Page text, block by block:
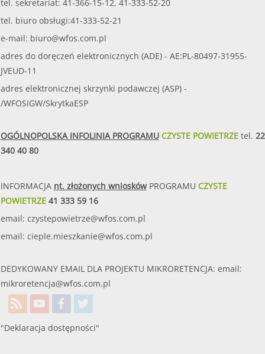
tel. sekretariat: 41-366-15-12, 41-333-52-20
tel. biuro obsługi:41-333-52-21
e-mail: biuro@wfos.com.pl
adres do doręczeń elektronicznych (ADE) - AE:PL-80497-31955-
JVEUD-11
adres elektronicznej skrzynki podawczej (ASP) -
/WFOSIGW/SkrytkaESP
OGÓLNOPOLSKA INFOLINIA PROGRAMUCZYSTE POWIETRZEtel. 22
340 40 80
INFORMACJA nt. złożonych wnioskówPROGRAMU CZYSTE
POWIETRZE41 333 59 16
email: czystepowietrze@wfos.com.pl
email: cieple.mieszkanie@wfos.com.pl
DEDYKOWANY EMAIL DLA PROJEKTU MIKRORETENCJA: email:
mikroretencja@wfos.com.pl
"Deklaracja dostępności"